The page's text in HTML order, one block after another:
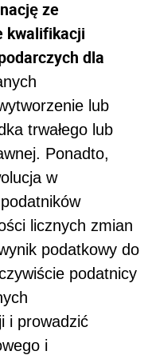
ze
kwalifikacji
dla
lub
trwałego lub
Ponadto,
w
licznych zmian
podatkowy do
podatnicy
i prowadzić
i